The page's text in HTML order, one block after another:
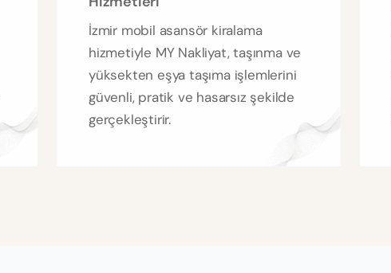
İzmir mobil asansör kiralama
hizmetiyle MY Nakliyat, taşınma ve
yüksekten eşya taşıma işlemlerini
güvenli, pratik ve hasarsız şekilde
gerçekleştirir.